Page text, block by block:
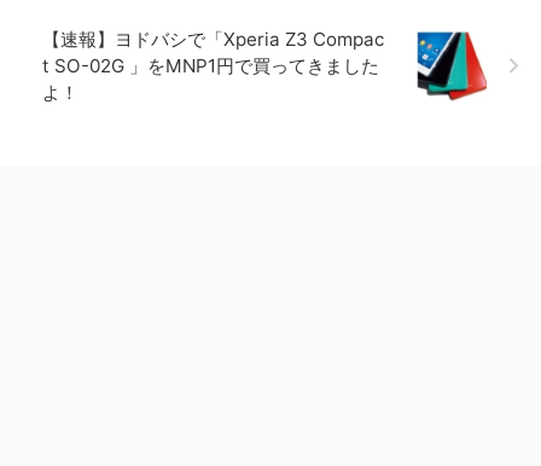
【速報】ヨドバシで「Xperia Z3 Compac
t SO-02G 」をMNP1円で買ってきました
よ！